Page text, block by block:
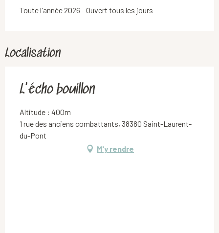
Toute l'année 2026 - Ouvert tous les jours
Localisation
L'écho bouillon
Altitude : 400m
1 rue des anciens combattants, 38380 Saint-Laurent-
du-Pont
M'y rendre